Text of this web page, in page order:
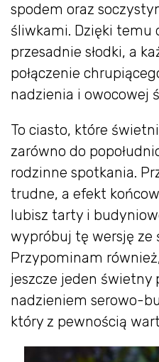
spodem oraz
śliwkami. Dzięki temu
przesadnie słodki, a
połączenie
nadzienia i owocowej
To ciasto, które
zarówno do
rodzinne spotkania.
trudne, a efekt
lubisz tarty i
wypróbuj tę wersję ze
Przypominam
jeszcze jeden świetny
nadzieniem serowo-
który z pewnością